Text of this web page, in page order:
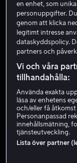
en enhet, som
personuppgifter.
genom att klicka
legitimt intresse
dataskyddspolicy.
partners och
Vi och våra
tillhandahålla:
Använda exakta
läsa av enhetens
och/eller få
Personanpassad
innehållsmätning,
tjänsteutveckling.
Lista över partner